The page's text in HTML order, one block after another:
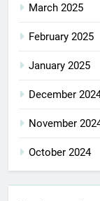
March 2025
February 2025
January 2025
December
November
October 2024